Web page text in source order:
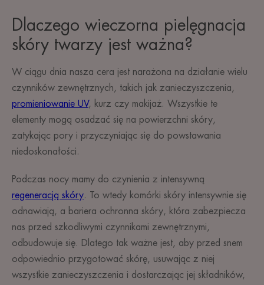
Dlaczego wieczorna pielęgnacja
skóry twarzy jest ważna?
W ciągu dnia nasza cera jest narażona na działanie wielu
czynników zewnętrznych, takich jak zanieczyszczenia,
promieniowanie UV, kurz czy makijaż. Wszystkie te
elementy mogą osadzać się na powierzchni skóry,
zatykając pory i przyczyniając się do powstawania
niedoskonałości.
Podczas nocy mamy do czynienia z intensywną
regeneracją skóry. To wtedy komórki skóry intensywnie się
odnawiają, a bariera ochronna skóry, która zabezpiecza
nas przed szkodliwymi czynnikami zewnętrznymi,
odbudowuje się. Dlatego tak ważne jest, aby przed snem
odpowiednio przygotować skórę, usuwając z niej
wszystkie zanieczyszczenia i dostarczając jej składników,